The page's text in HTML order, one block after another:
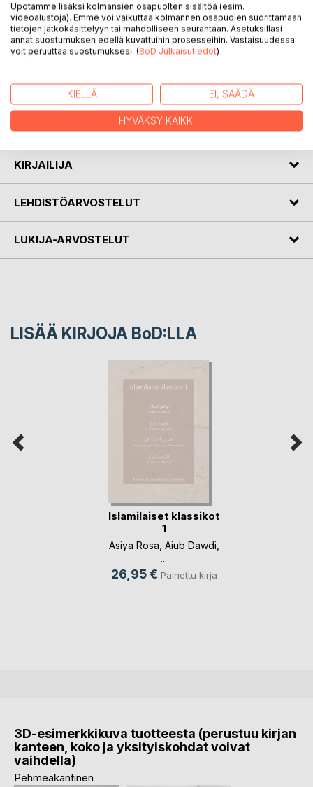
Nämä teokset ovat tunnettuja, hyväksyttyjä ja arvostettuja
muslimioppineiden keskuudessa ympäri maailmaa. Näitä
klassisia teoksia on opetettu ja opiskeltu jo satoja vuosia.
oppivat näitä kirjoja ulkoa. Ulkoaoppiminen on tehty myös
tämän käännöksen lukijoille helpoksi, sillä alkuperäistä
arabiankielistä tekstiä ei olla jätetty pois käännöksen
KIRJAILIJA
LEHDISTÖARVOSTELUT
LUKIJA-ARVOSTELUT
LISÄÄ KIRJOJA BoD:LLA
Islamilaiset klassikot
1
Asiya Rosa Aiub Dawdi
...
26,95 € Painettu kirja
3D-esimerkkikuva tuotteesta (perustuu kirjan
kanteen, koko ja yksityiskohdat voivat
vaihdella)
Pehmeäkantinen
Upotamme lisäksi kolmansien osapuolten sisältöä (esim.
videoalustoja). Emme voi vaikuttaa kolmannen osapuolen suorittamaan
tietojen jatkokäsittelyyn tai mahdolliseen seurantaan. Asetuksillasi
annat suostumuksen edellä kuvattuihin prosesseihin. Vastaisuudessa
voit peruuttaa suostumuksesi. (BoD Julkaisutiedot)
KIELLÄ EI, SÄÄDÄ
HYVÄKSY KAIKKI